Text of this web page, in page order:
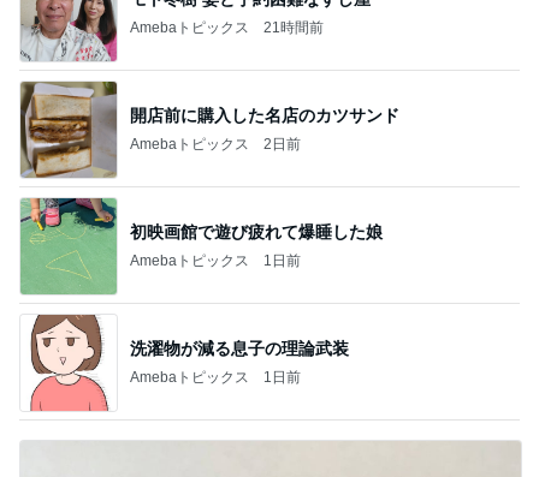
Amebaトピックス 21時間前
開店前に購入した名店のカツサンド
Amebaトピックス 2日前
初映画館で遊び疲れて爆睡した娘
Amebaトピックス 1日前
洗濯物が減る息子の理論武装
Amebaトピックス 1日前